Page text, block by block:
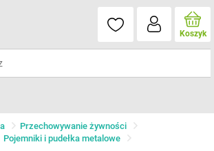
Koszyk
Przechowywanie żywności
Pojemniki i pudełka metalowe